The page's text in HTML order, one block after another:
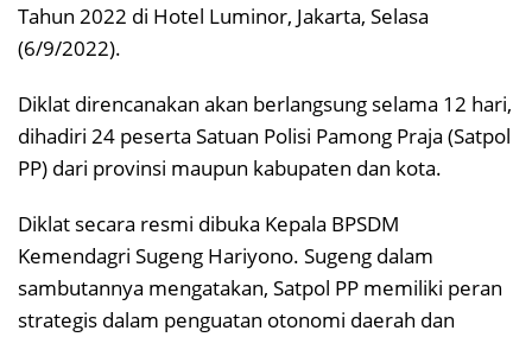
Tahun 2022 di Hotel Luminor, Jakarta, Selasa
(6/9/2022).
Diklat direncanakan akan berlangsung selama 12 hari,
dihadiri 24 peserta Satuan Polisi Pamong Praja (Satpol
PP) dari provinsi maupun kabupaten dan kota.
Diklat secara resmi dibuka Kepala BPSDM
Kemendagri Sugeng Hariyono. Sugeng dalam
sambutannya mengatakan, Satpol PP memiliki peran
strategis dalam penguatan otonomi daerah dan